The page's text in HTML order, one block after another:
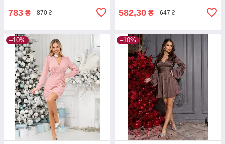
783 ₴ 870 ₴ 582,30 ₴ 647 ₴
–10% –10%